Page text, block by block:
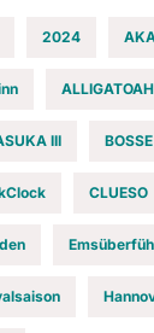
2024
ALLIGATOAH
III BOSSE
CLUESO